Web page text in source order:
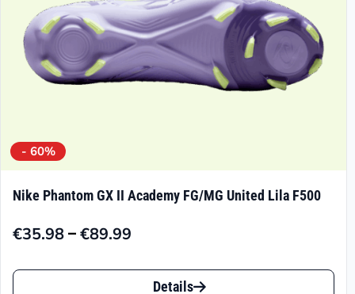
Produktseite
gewählt
werden
- 60%
Nike Phantom GX II Academy FG/MG United Lila F500
€35.98–€89.99
Preisspanne:
€35.98
Dieses
Details